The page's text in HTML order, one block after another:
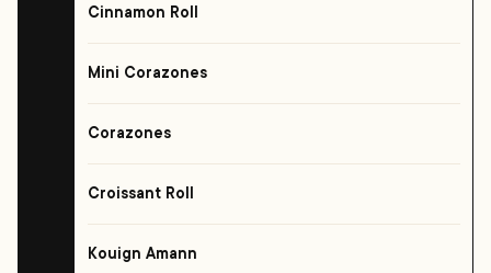
Cinnamon Roll
Mini Corazones
Corazones
Croissant Roll
Kouign Amann